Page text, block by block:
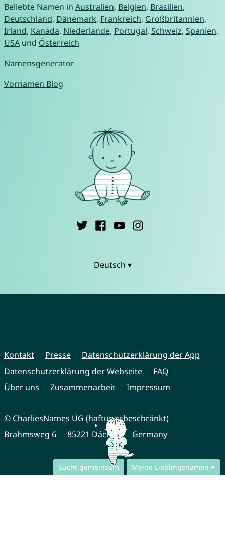
Sucht gemeinsam Meine Lieblingsnamen
Beliebte Namen in Australien, Belgien, Brasilien,
Deutschland, Dänemark, Frankreich, Großbritannien,
Irland, Kanada, Niederlande, Portugal, Schweiz, Spanien,
USAund Österreich
Namensgenerator
Vornamen Blog
Deutsch ▾
Kontakt Presse
Datenschutzerklärung der App
Datenschutzerklärung der Webseite
FAQ
Über uns
Zusammenarbeit Impressum
© CharliesNames UG (haftungsbeschränkt)
Brahmsweg 6
85221 Dachau Germany